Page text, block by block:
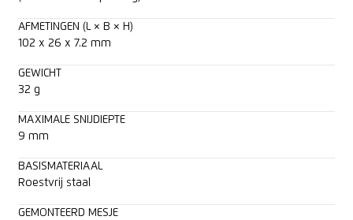
AFMETINGEN (L × B × H)
102 x 26 x 7.2 mm
GEWICHT
32 g
MAXIMALE SNIJDIEPTE
9 mm
BASISMATERIAAL
Roestvrij staal
GEMONTEERD MESJE